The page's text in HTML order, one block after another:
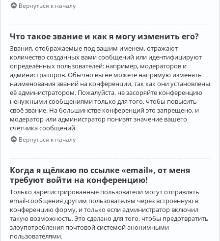
Вернуться к началу
Что такое звание и как я могу изменить его?
Звания, отображаемые под вашим именем, отражают
количество созданных вами сообщений или идентифицируют
определённых пользователей: например, модераторов и
администраторов. Обычно вы не можете напрямую изменять
наименования званий на конференции, так как они установлены
её администратором. Пожалуйста, не засоряйте конференцию
ненужными сообщениями только для того, чтобы повысить
своё звание. На большинстве конференций это запрещено, и
модератор или администратор понизят значение вашего
счётчика сообщений.
Вернуться к началу
Когда я щёлкаю по ссылке «email», от меня
требуют войти на конференцию!
Только зарегистрированные пользователи могут отправлять
email-сообщения другим пользователям через встроенную в
конференцию форму, и только если администратор включил
такую возможность. Это сделано для того, чтобы предотвратить
злоупотребления почтовой системой анонимными
пользователями.